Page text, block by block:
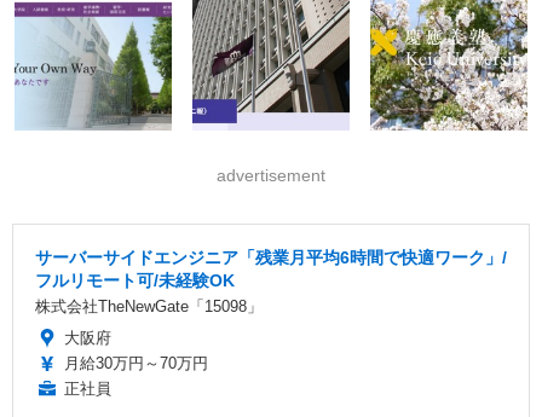
advertisement
サーバーサイドエンジニア「残業月平均6時間で快適ワーク」/
フルリモート可/未経験OK
株式会社TheNewGate「15098」
大阪府
月給30万円～70万円
正社員